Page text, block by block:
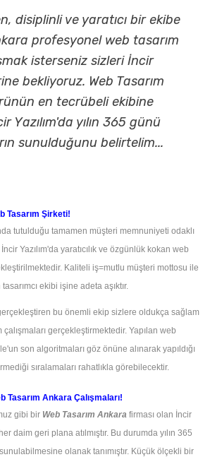
disiplinli ve yaratıcı bir ekibe
profesyonel web tasarım
isterseniz sizleri İncir
bekliyoruz. Web Tasarım
en tecrübeli ekibine
Yazılım'da yılın 365 günü
sunulduğunu belirtelim...
Tasarım Şirketi!
tutulduğu tamamen müşteri memnuniyeti odaklı
Yazılım'da yaratıcılık ve özgünlük kokan web
Kaliteli iş=mutlu müşteri mottosu ile
ekibi işine adeta aşıktır.
bu önemli ekip sizlere oldukça sağlam
çalışmaları gerçekleştirmektedir. Yapılan web
son algoritmaları göz önüne alınarak yapıldığı
sıralamaları rahatlıkla görebilecektir.
Tasarım Ankara Çalışmaları!
gibi bir Web Tasarım Ankara firması olan İncir
daim geri plana atılmıştır. Bu durumda yılın 365
olanak tanımıştır. Küçük ölçekli bir